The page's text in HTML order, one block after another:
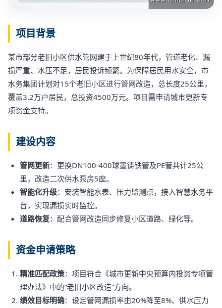
项目背景
某市部分老旧小区供水管网建于上世纪80年代，管道老化、漏
损严重、水压不足，居民投诉频繁。为保障居民用水安全，市
水务集团计划对15个老旧小区进行管网改造，总长度25公里，
覆盖3.2万户居民，总投资4500万元。项目需申请城市更新专
项资金支持。
建设内容
管网更新：更换DN100-400球墨铸铁管及PE管共计25公
里，改造二次供水泵房5座。
智能化升级：安装智能水表、压力监测点，接入智慧水务平
台，实现漏损实时监控。
道路恢复：配合管网改造同步修复小区道路、绿化等。
资金申请策略
精准匹配政策：项目符合《城市更新中央预算内投资专项管
理办法》中的“老旧小区改造”方向。
绩效目标明确：设定管网漏损率由20%降至8%、供水压力